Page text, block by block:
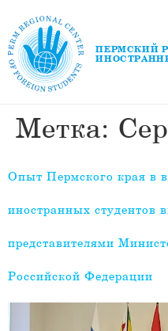
ПЕРМСКИЙ
Метка:
Опыт Пермского края в
иностранных студентов
представителями
Российской Федерации